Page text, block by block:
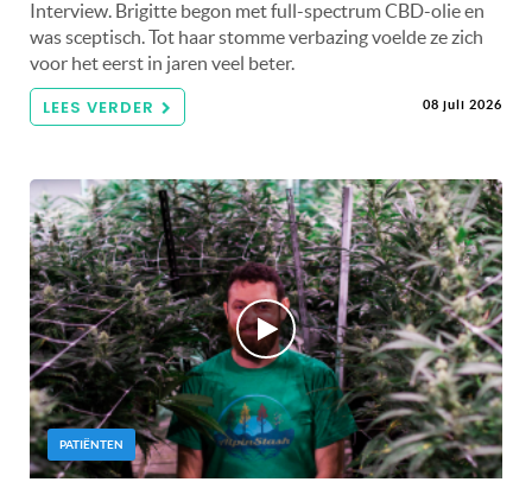
Interview. Brigitte begon met full-spectrum CBD-olie en
was sceptisch. Tot haar stomme verbazing voelde ze zich
voor het eerst in jaren veel beter.
LEES VERDER 08 juli 2026
PATIËNTEN